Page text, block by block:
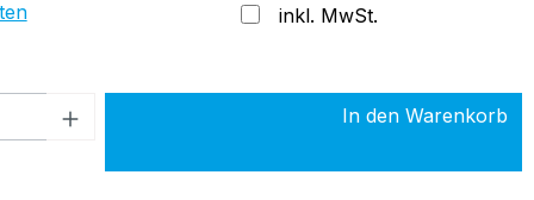
inkl. MwSt.
Anzahl: Gib den gewünschten Wert
In den Warenkorb